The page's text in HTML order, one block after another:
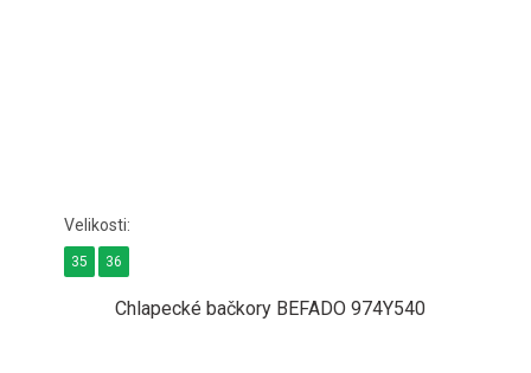
Chlapecké bačkory BEFADO 974Y540
35 36